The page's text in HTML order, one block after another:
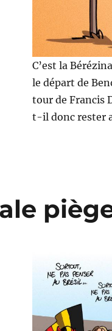
C’est la
le départ de
tour de Francis
t-il donc rester